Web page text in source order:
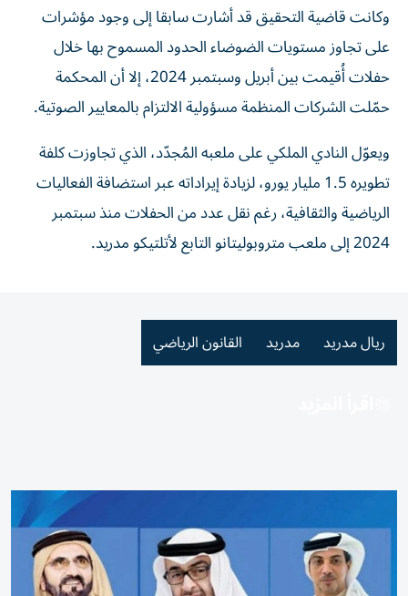
وكانت قاضية التحقيق قد أشارت سابقا إلى وجود مؤشرات
على تجاوز مستويات الضوضاء الحدود المسموح بها خلال
حفلات أُقيمت بين أبريل وسبتمبر 2024، إلا أن المحكمة
حمّلت الشركات المنظمة مسؤولية الالتزام بالمعايير الصوتية.
ويعوّل النادي الملكي على ملعبه المُجدّد، الذي تجاوزت كلفة
تطويره 1.5 مليار يورو، لزيادة إيراداته عبر استضافة الفعاليات
الرياضية والثقافية، رغم نقل عدد من الحفلات منذ سبتمبر
2024 إلى ملعب متروبوليتانو التابع لأتلتيكو مدريد.
ريال مدريد مدريد القانون الرياضي